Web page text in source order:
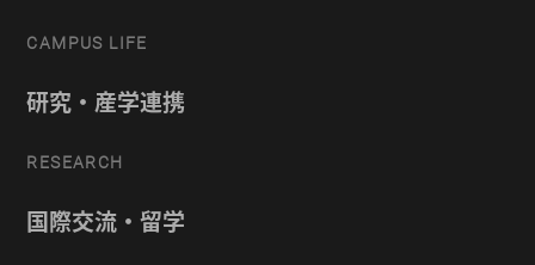
CAMPUS LIFE
研究・産学連携
RESEARCH
国際交流・留学